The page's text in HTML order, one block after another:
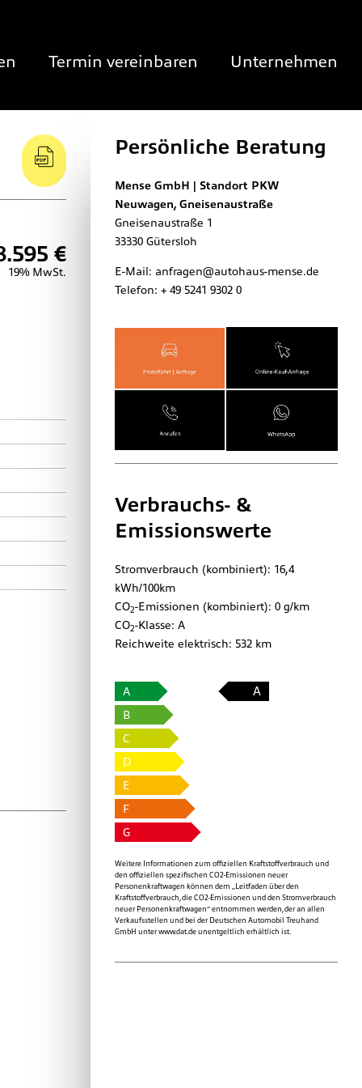
Termin vereinbaren Unternehmen
€
19% MwSt.
Persönliche Beratung
Mense GmbH | Standort PKW
Neuwagen, Gneisenaustraße
Gneisenaustraße 1
33330 Gütersloh
E-Mail: anfragen@autohaus-mense.de
Telefon: + 49 5241 9302 0
Verbrauchs- &
Emissionswerte
Stromverbrauch (kombiniert): 16,4
kWh/100km
CO2-Emissionen (kombiniert): 0 g/km
CO2-Klasse: A
Reichweite elektrisch: 532 km
A
A
B
C
D
E
F
G
Weitere Informationen zum offiziellen Kraftstoffverbrauch und
den offiziellen spezifischen CO2-Emissionen neuer
Personenkraftwagen können dem „Leitfaden über den
Kraftstoffverbrauch, die CO2-Emissionen und den Stromverbrauch
neuer Personenkraftwagen“ entnommen werden, der an allen
Verkaufsstellen und bei der Deutschen Automobil Treuhand
GmbH unterwww.dat.de unentgeltlich erhältlich ist.